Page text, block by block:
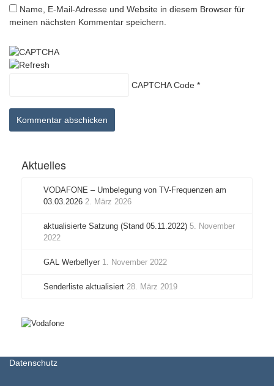
Name, E-Mail-Adresse und Website in diesem Browser für
meinen nächsten Kommentar speichern.
CAPTCHA Code *
Aktuelles
VODAFONE – Umbelegung von TV-Frequenzen am
03.03.2026 2. März 2026
aktualisierte Satzung (Stand 05.11.2022) 5. November
2022
GAL Werbeflyer 1. November 2022
Senderliste aktualisiert 28. März 2019
Datenschutz